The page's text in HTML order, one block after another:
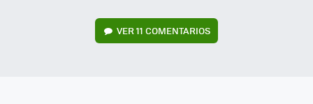
VER11 COMENTARIOS